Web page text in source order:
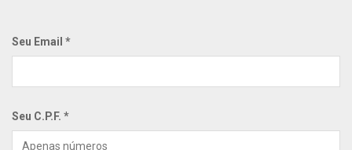
Seu Email *
Seu C.P.F. *